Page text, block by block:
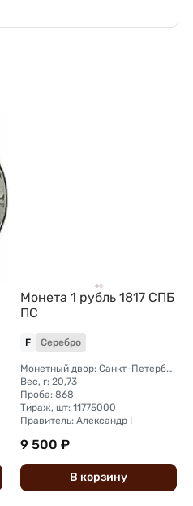
Монета 1 рубль 1817 СПБ
ПС
F Серебро
Монетный двор: Санкт-Петербургский монетный двор
Вес, г: 20,73
Проба: 868
Тираж, шт: 11775000
Правитель: Александр I
9 500 ₽
В корзину